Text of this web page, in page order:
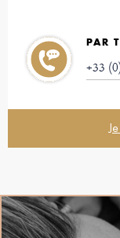
PAR
+33